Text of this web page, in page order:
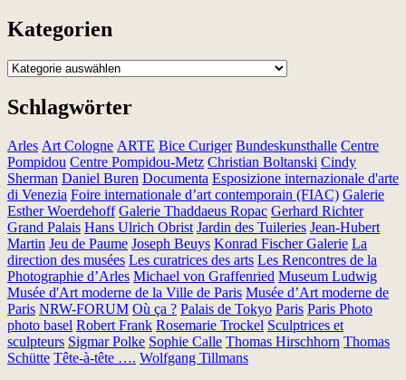
Kategorien
Kategorien
Schlagwörter
Arles Art Cologne ARTE Bice Curiger Bundeskunsthalle Centre
Pompidou Centre Pompidou-Metz Christian Boltanski Cindy
Sherman Daniel Buren Documenta Esposizione internazionale d'arte
di Venezia Foire internationale d’art contemporain (FIAC) Galerie
Esther Woerdehoff Galerie Thaddaeus Ropac Gerhard Richter
Grand Palais Hans Ulrich Obrist Jardin des Tuileries Jean-Hubert
Martin Jeu de Paume Joseph Beuys Konrad Fischer Galerie La
direction des musées Les curatrices des arts Les Rencontres de la
Photographie d’Arles Michael von Graffenried Museum Ludwig
Musée d'Art moderne de la Ville de Paris Musée d’Art moderne de
Paris NRW-FORUM Où ça ? Palais de Tokyo Paris Paris Photo
photo basel Robert Frank Rosemarie Trockel Sculptrices et
sculpteurs Sigmar Polke Sophie Calle Thomas Hirschhorn Thomas
Schütte Tête-à-tête …. Wolfgang Tillmans